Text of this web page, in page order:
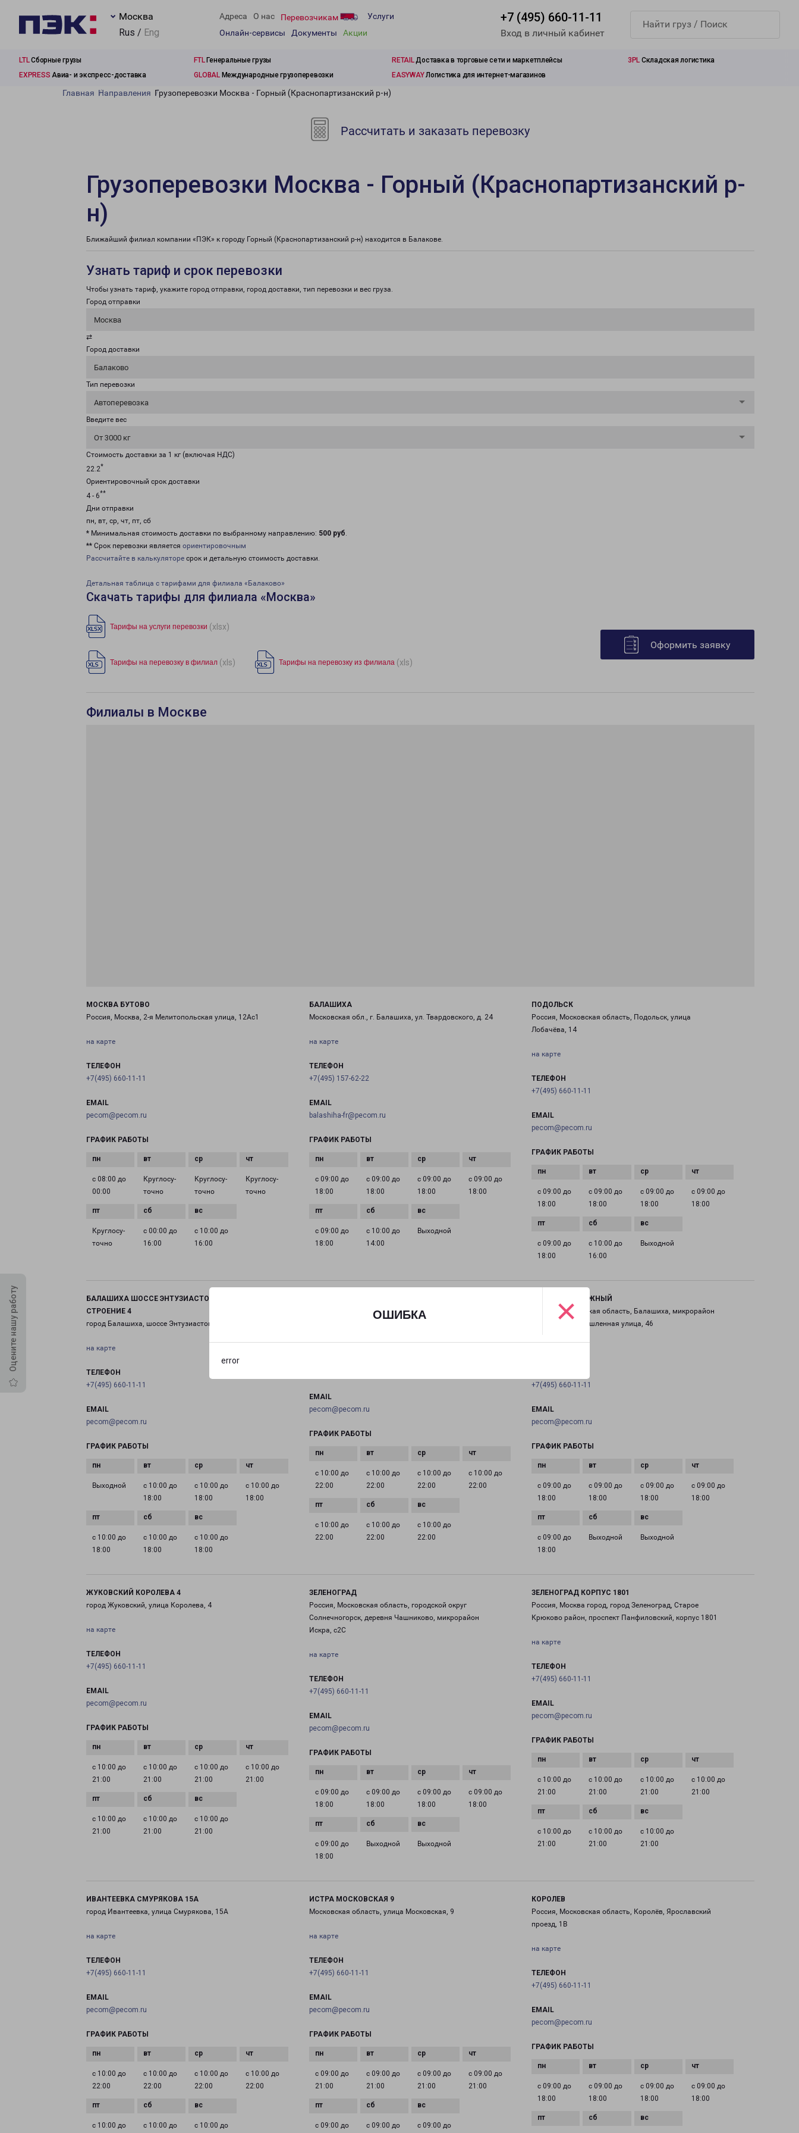
ОШИБКА
error
×
Москва
Rus / Eng
Адреса О нас Перевозчикам
Услуги
Онлайн-сервисы
Документы Акции
+7 (495) 660-11-11
Вход в личный кабинет
LTLСборные грузы FTLГенеральные грузы RETAILДоставка в торговые сети и маркетплейсы 3PL Складская логистика
EXPRESS Авиа- и экспресс-доставка GLOBALМеждународные грузоперевозки EASYWAYЛогистика для интернет-магазинов
Оцените нашу работу
Главная Направления Грузоперевозки Москва - Горный (Краснопартизанский р-н)
Рассчитать и заказать перевозку
Грузоперевозки Москва - Горный (Краснопартизанский р-
н)
Ближайший филиал компании «ПЭК» к городу Горный (Краснопартизанский р-н) находится в Балакове.
Узнать тариф и срок перевозки
Чтобы узнать тариф, укажите город отправки, город доставки, тип перевозки и вес груза.
Город отправки
Москва
⇄
Город доставки
Балаково
Тип перевозки
Автоперевозка
Введите вес
От 3000 кг
Стоимость доставки за 1 кг (включая НДС)
22.2*
Ориентировочный срок доставки
4 - 6**
Дни отправки
пн, вт, ср, чт, пт, сб
* Минимальная стоимость доставки по выбранному направлению: 500 руб.
** Срок перевозки является ориентировочным
Рассчитайте в калькуляторе срок и детальную стоимость доставки.
Детальная таблица с тарифами для филиала «Балаково»
Скачать тарифы для филиала «Москва»
Тарифы на услуги перевозки (xlsx)
Тарифы на перевозку в филиал (xls) Тарифы на перевозку из филиала (xls)
Оформить заявку
Филиалы в Москве
МОСКВА БУТОВО
Россия, Москва, 2-я Мелитопольская улица, 12Ас1
на карте
ТЕЛЕФОН
+7(495) 660-11-11
EMAIL
pecom@pecom.ru
ГРАФИК РАБОТЫ
с 08:00 до
00:00
Круглосу­
точно
Круглосу­
точно
Круглосу­
точно
Круглосу­
точно
с 00:00 до
16:00
с 10:00 до
16:00
БАЛАШИХА
Московская обл., г. Балашиха, ул. Твардовского, д. 24
на карте
ТЕЛЕФОН
+7(495) 157-62-22
EMAIL
balashiha-fr@pecom.ru
ГРАФИК РАБОТЫ
с 09:00 до
18:00
с 09:00 до
18:00
с 09:00 до
18:00
с 09:00 до
18:00
с 09:00 до
18:00
с 10:00 до
14:00
Выходной
ПОДОЛЬСК
Россия, Московская область, Подольск, улица
Лобачёва, 14
на карте
ТЕЛЕФОН
+7(495) 660-11-11
EMAIL
pecom@pecom.ru
ГРАФИК РАБОТЫ
с 09:00 до
18:00
с 09:00 до
18:00
с 09:00 до
18:00
с 09:00 до
18:00
с 09:00 до
18:00
с 10:00 до
16:00
Выходной
БАЛАШИХА ШОССЕ ЭНТУЗИАСТОВ ВЛАДЕНИЕ 11
СТРОЕНИЕ 4
город Балашиха, шоссе Энтузиастов, 11 строение 4
на карте
ТЕЛЕФОН
+7(495) 660-11-11
EMAIL
pecom@pecom.ru
ГРАФИК РАБОТЫ
Выходной
с 10:00 до
18:00
с 10:00 до
18:00
с 10:00 до
18:00
с 10:00 до
18:00
с 10:00 до
18:00
с 10:00 до
18:00
Дедовск, улица Мира, 9
EMAIL
pecom@pecom.ru
ГРАФИК РАБОТЫ
с 10:00 до
22:00
с 10:00 до
22:00
с 10:00 до
22:00
с 10:00 до
22:00
с 10:00 до
22:00
с 10:00 до
22:00
с 10:00 до
22:00
ЖЕЛЕЗНОДОРОЖНЫЙ
Россия, Московская область, Балашиха, микрорайон
Саввино, Промышленная улица, 46
+7(495) 660-11-11
EMAIL
pecom@pecom.ru
ГРАФИК РАБОТЫ
с 09:00 до
18:00
с 09:00 до
18:00
с 09:00 до
18:00
с 09:00 до
18:00
с 09:00 до
18:00
Выходной Выходной
ЖУКОВСКИЙ КОРОЛЕВА 4
город Жуковский, улица Королева, 4
на карте
ТЕЛЕФОН
+7(495) 660-11-11
EMAIL
pecom@pecom.ru
ГРАФИК РАБОТЫ
с 10:00 до
21:00
с 10:00 до
21:00
с 10:00 до
21:00
с 10:00 до
21:00
с 10:00 до
21:00
с 10:00 до
21:00
с 10:00 до
21:00
ЗЕЛЕНОГРАД
Россия, Московская область, городской округ
Солнечногорск, деревня Чашниково, микрорайон
Искра, с2С
на карте
ТЕЛЕФОН
+7(495) 660-11-11
EMAIL
pecom@pecom.ru
ГРАФИК РАБОТЫ
с 09:00 до
18:00
с 09:00 до
18:00
с 09:00 до
18:00
с 09:00 до
18:00
с 09:00 до
18:00
Выходной Выходной
ЗЕЛЕНОГРАД КОРПУС 1801
Россия, Москва город, город Зеленоград, Старое
Крюково район, проспект Панфиловский, корпус 1801
на карте
ТЕЛЕФОН
+7(495) 660-11-11
EMAIL
pecom@pecom.ru
ГРАФИК РАБОТЫ
с 10:00 до
21:00
с 10:00 до
21:00
с 10:00 до
21:00
с 10:00 до
21:00
с 10:00 до
21:00
с 10:00 до
21:00
с 10:00 до
21:00
ИВАНТЕЕВКА СМУРЯКОВА 15А
город Ивантеевка, улица Смурякова, 15А
на карте
ТЕЛЕФОН
+7(495) 660-11-11
EMAIL
pecom@pecom.ru
ГРАФИК РАБОТЫ
с 10:00 до
22:00
с 10:00 до
22:00
с 10:00 до
22:00
с 10:00 до
22:00
с 10:00 до с 10:00 до с 10:00 до
ИСТРА МОСКОВСКАЯ 9
Московская область, улица Московская, 9
на карте
ТЕЛЕФОН
+7(495) 660-11-11
EMAIL
pecom@pecom.ru
ГРАФИК РАБОТЫ
с 09:00 до
21:00
с 09:00 до
21:00
с 09:00 до
21:00
с 09:00 до
21:00
с 09:00 до с 09:00 до с 09:00 до
КОРОЛЕВ
Россия, Московская область, Королёв, Ярославский
проезд, 1В
на карте
ТЕЛЕФОН
+7(495) 660-11-11
EMAIL
pecom@pecom.ru
ГРАФИК РАБОТЫ
с 09:00 до
18:00
с 09:00 до
18:00
с 09:00 до
18:00
с 09:00 до
18:00